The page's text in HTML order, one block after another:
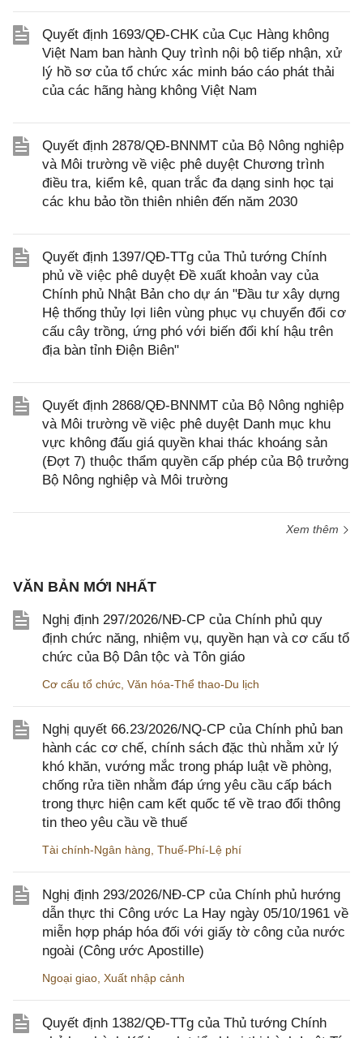
Quyết định 1693/QĐ-CHK của Cục Hàng không
Việt Nam ban hành Quy trình nội bộ tiếp nhận, xử
lý hồ sơ của tổ chức xác minh báo cáo phát thải
của các hãng hàng không Việt Nam
Quyết định 2878/QĐ-BNNMT của Bộ Nông nghiệp
và Môi trường về việc phê duyệt Chương trình
điều tra, kiểm kê, quan trắc đa dạng sinh học tại
các khu bảo tồn thiên nhiên đến năm 2030
Quyết định 1397/QĐ-TTg của Thủ tướng Chính
phủ về việc phê duyệt Đề xuất khoản vay của
Chính phủ Nhật Bản cho dự án "Đầu tư xây dựng
Hệ thống thủy lợi liên vùng phục vụ chuyển đổi cơ
cấu cây trồng, ứng phó với biến đổi khí hậu trên
địa bàn tỉnh Điện Biên"
Quyết định 2868/QĐ-BNNMT của Bộ Nông nghiệp
và Môi trường về việc phê duyệt Danh mục khu
vực không đấu giá quyền khai thác khoáng sản
(Đợt 7) thuộc thẩm quyền cấp phép của Bộ trưởng
Bộ Nông nghiệp và Môi trường
Xem thêm
VĂN BẢN MỚI NHẤT
Nghị định 297/2026/NĐ-CP của Chính phủ quy
định chức năng, nhiệm vụ, quyền hạn và cơ cấu tổ
chức của Bộ Dân tộc và Tôn giáo
Cơ cấu tổ chức Văn hóa-Thể thao-Du lịch
Nghị quyết 66.23/2026/NQ-CP của Chính phủ ban
hành các cơ chế, chính sách đặc thù nhằm xử lý
khó khăn, vướng mắc trong pháp luật về phòng,
chống rửa tiền nhằm đáp ứng yêu cầu cấp bách
trong thực hiện cam kết quốc tế về trao đổi thông
tin theo yêu cầu về thuế
Tài chính-Ngân hàng Thuế-Phí-Lệ phí
Nghị định 293/2026/NĐ-CP của Chính phủ hướng
dẫn thực thi Công ước La Hay ngày 05/10/1961 về
miễn hợp pháp hóa đối với giấy tờ công của nước
ngoài (Công ước Apostille)
Ngoại giao Xuất nhập cảnh
Quyết định 1382/QĐ-TTg của Thủ tướng Chính